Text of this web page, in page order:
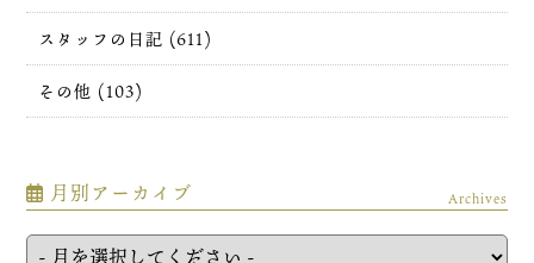
スタッフの日記 (611)
その他 (103)
月別アーカイブ Archives